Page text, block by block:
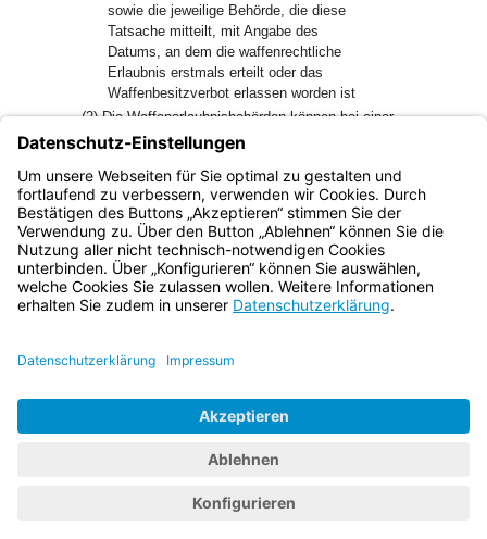
sowie die jeweilige Behörde, die diese
Tatsache mitteilt, mit Angabe des
Datums, an dem die waffenrechtliche
Erlaubnis erstmals erteilt oder das
Waffenbesitzverbot erlassen worden ist
(2) Die Waffenerlaubnisbehörden können bei einer
Personensuche über den in § 5 Abs. 1 Nr. 1 genannten
Datenumfang hinaus die in Abs. 1 Nr. 10 genannten Daten
aus dem nach Art. 7 Abs. 1 BayGMPP geschaffenen
zentralen Meldedatenbestand automatisiert abrufen.
Bayern.de
BayernPortal
Impressum